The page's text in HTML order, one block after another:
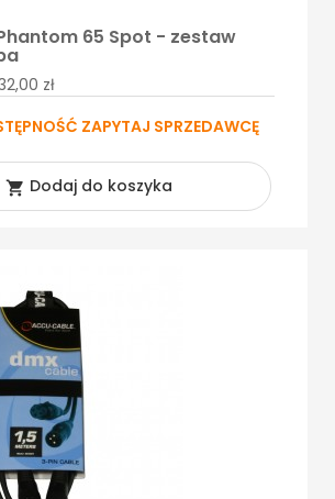
65 Spot - zestaw
zł
ZAPYTAJ SPRZEDAWCĘ
 Dodaj do koszyka